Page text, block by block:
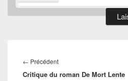
de
l’article
← PrécédentArticle
précédent :
Critique du roman De Mort Lente